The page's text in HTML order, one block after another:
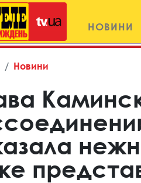
НОВИНИ
Новини